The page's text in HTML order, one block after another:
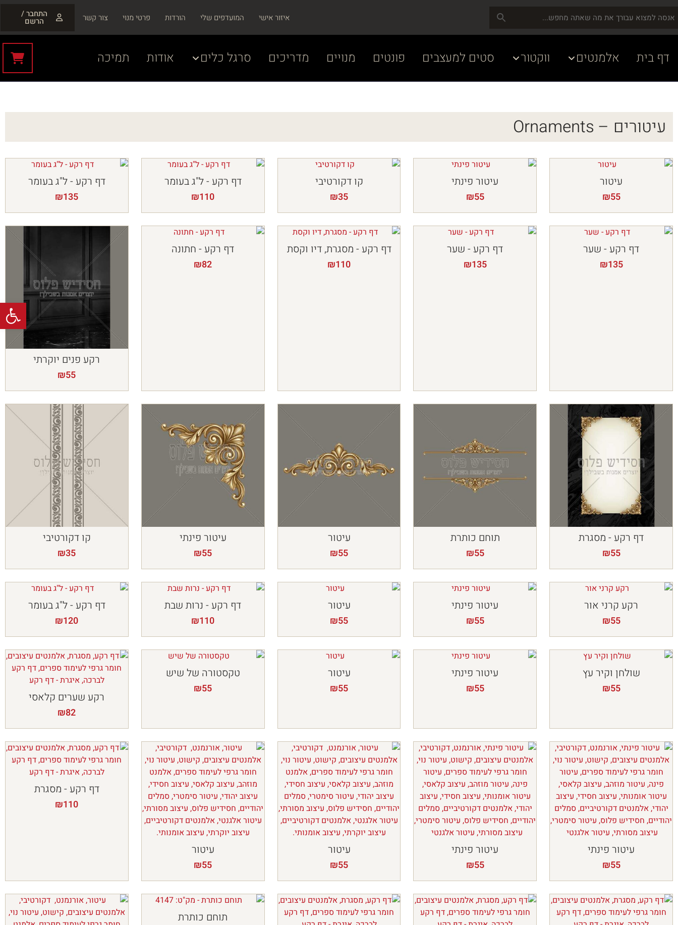
איזור אישי המועדפים שלי הורדות פרטי מנוי צור קשר התחבר /
הרשם
דף בית אלמנטים ווקטור סטים למעצבים פונטים מנויים מדריכים סרגל כלים אודות תמיכה
עיטורים – Ornaments
עיטור
₪55
עיטור פינתי
₪55
קו דקורטיבי
₪35
דף רקע - ל"ג בעומר
₪110
דף רקע - ל"ג בעומר
₪135
דף רקע - שער
₪135
דף רקע - שער
₪135
דף רקע - מסגרת, דיו וקסת
₪110
דף רקע - חתונה
₪82
רקע פנים יוקרתי
₪55
דף רקע - מסגרת
₪55
תוחם כותרת
₪55
עיטור
₪55
עיטור פינתי
₪55
קו דקורטיבי
₪35
רקע קרני אור
₪55
עיטור פינתי
₪55
עיטור
₪55
דף רקע - נרות שבת
₪110
דף רקע - ל"ג בעומר
₪120
שולחן וקיר עץ
₪55
עיטור פינתי
₪55
עיטור
₪55
טקסטורה של שיש
₪55
רקע שערים קלאסי
₪82
עיטור פינתי
₪55
עיטור פינתי
₪55
עיטור
₪55
עיטור
₪55
דף רקע - מסגרת
₪110
תוחם כותרת